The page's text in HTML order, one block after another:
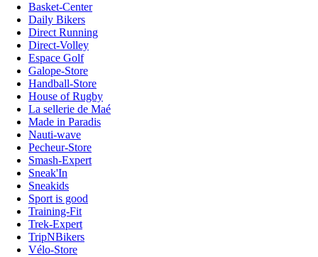
Basket-Center
Daily Bikers
Direct Running
Direct-Volley
Espace Golf
Galope-Store
Handball-Store
House of Rugby
La sellerie de Maé
Made in Paradis
Nauti-wave
Pecheur-Store
Smash-Expert
Sneak'In
Sneakids
Sport is good
Training-Fit
Trek-Expert
TripNBikers
Vélo-Store